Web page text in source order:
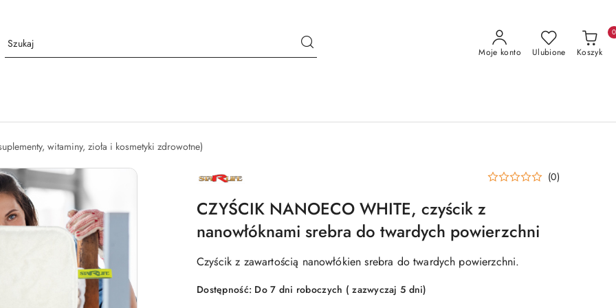
Moje konto Ulubione Koszyk
0
witaminy, zioła i kosmetyki zdrowotne)
NAZWA
PRODUCENTA: (0)
CZYŚCIK NANOECO WHITE, czyścik z
nanowłóknami srebra do twardych powierzchni
Czyścik z zawartością nanowłókien srebra do twardych powierzchni.
Dostępność: Do 7 dni roboczych ( zazwyczaj 5 dni)